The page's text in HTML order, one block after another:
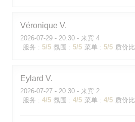
Véronique V
2026-07-29 - 20:30 - 来宾 4
服务 : 5/5 氛围 : 5/5 菜单 : 5/5 质价比
Eylard V
2026-07-27 - 20:30 - 来宾 2
服务 : 4/5 氛围 : 4/5 菜单 : 4/5 质价比